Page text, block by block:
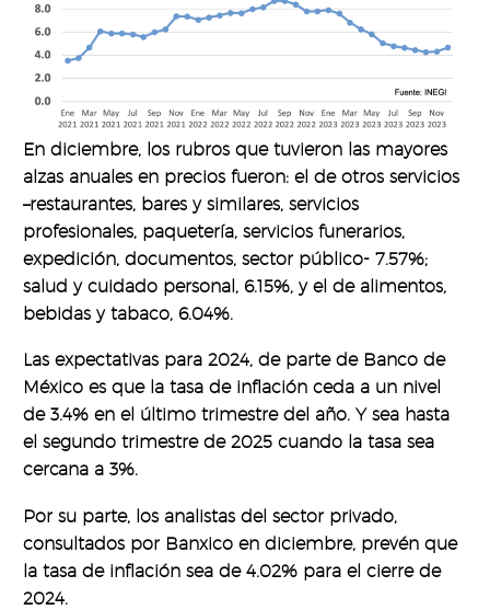
En diciembre, los rubros que tuvieron las mayores
alzas anuales en precios fueron: el de otros servicios
–restaurantes, bares y similares, servicios
profesionales, paquetería, servicios funerarios,
expedición, documentos, sector público- 7.57%;
salud y cuidado personal, 6.15%, y el de alimentos,
bebidas y tabaco, 6.04%.
Las expectativas para 2024, de parte de Banco de
México es que la tasa de inflación ceda a un nivel
de 3.4% en el último trimestre del año. Y sea hasta
el segundo trimestre de 2025 cuando la tasa sea
cercana a 3%.
Por su parte, los analistas del sector privado,
consultados por Banxico en diciembre, prevén que
la tasa de inflación sea de 4.02% para el cierre de
2024.